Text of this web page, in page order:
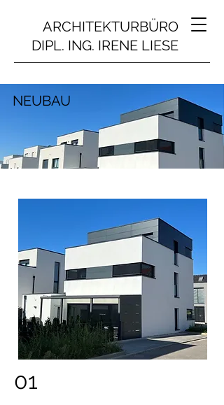
ARCHITEKTURBÜRO
DIPL. ING. IRENE LIESE
NEUBAU
01